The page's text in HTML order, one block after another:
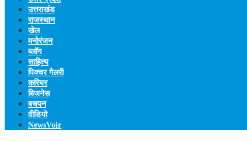
उत्तराखंड
राजस्थान
खेल
मनोरंजन
ब्लॉग
साहित्य
पिक्चर गैलरी
करियर
बिजनेस
बचपन
वीडियो
NewsVoir